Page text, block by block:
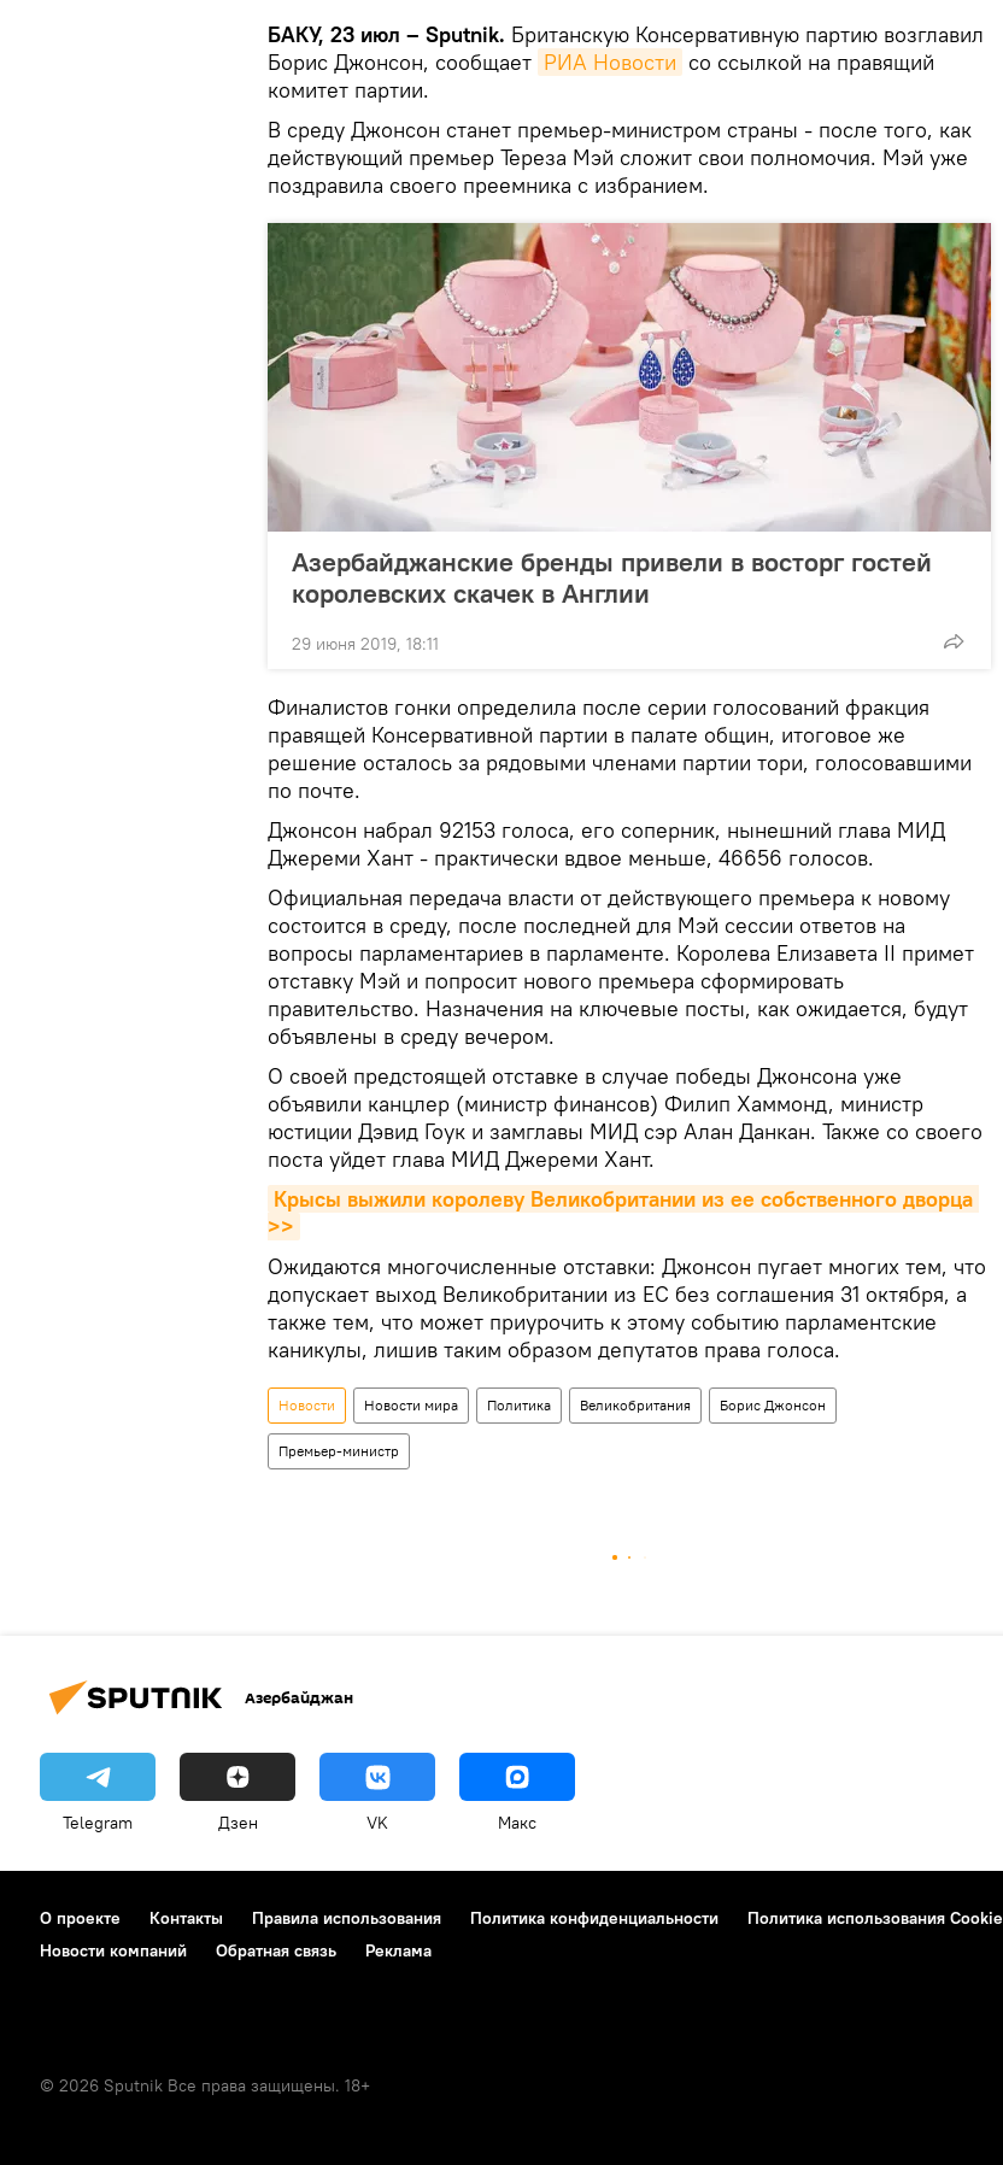
БАКУ, 23 июл – Sputnik. Британскую Консервативную партию возглавил
Борис Джонсон, сообщает РИА Новости со ссылкой на правящий
комитет партии.
В среду Джонсон станет премьер-министром страны - после того, как
действующий премьер Тереза Мэй сложит свои полномочия. Мэй уже
поздравила своего преемника с избранием.
Азербайджанские бренды привели в восторг гостей
королевских скачек в Англии
29 июня 2019, 18:11
Финалистов гонки определила после серии голосований фракция
правящей Консервативной партии в палате общин, итоговое же
решение осталось за рядовыми членами партии тори, голосовавшими
по почте.
Джонсон набрал 92153 голоса, его соперник, нынешний глава МИД
Джереми Хант - практически вдвое меньше, 46656 голосов.
Официальная передача власти от действующего премьера к новому
состоится в среду, после последней для Мэй сессии ответов на
вопросы парламентариев в парламенте. Королева Елизавета II примет
отставку Мэй и попросит нового премьера сформировать
правительство. Назначения на ключевые посты, как ожидается, будут
объявлены в среду вечером.
О своей предстоящей отставке в случае победы Джонсона уже
объявили канцлер (министр финансов) Филип Хаммонд, министр
юстиции Дэвид Гоук и замглавы МИД сэр Алан Данкан. Также со своего
поста уйдет глава МИД Джереми Хант.
Крысы выжили королеву Великобритании из ее собственного дворца
>>
Ожидаются многочисленные отставки: Джонсон пугает многих тем, что
допускает выход Великобритании из ЕС без соглашения 31 октября, а
также тем, что может приурочить к этому событию парламентские
каникулы, лишив таким образом депутатов права голоса.
Новости Новости мира Политика Великобритания Борис Джонсон
Премьер-министр
Азербайджан
Telegram Дзен VK Макс
О проекте Контакты Правила использования Политика конфиденциальности Политика использования Cookie
Новости компаний
Обратная связь Реклама
© 2026 Sputnik Все права защищены. 18+